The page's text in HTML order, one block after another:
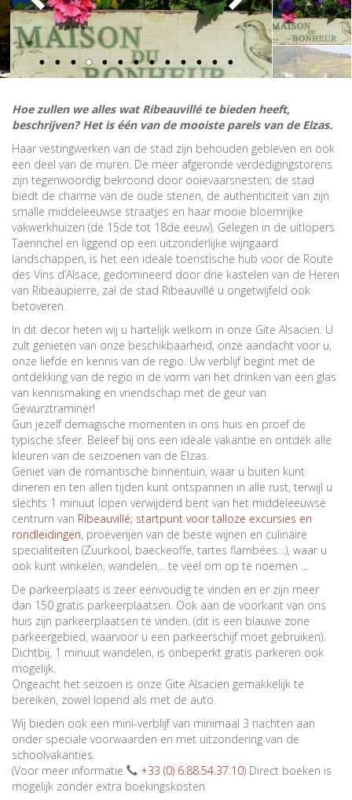
Hoe zullen we alles wat Ribeauvillé te bieden heeft,
beschrijven? Het is één van de mooiste parels van de Elzas.
Haar vestingwerken van de stad zijn behouden gebleven en ook
een deel van de muren. De meer afgeronde verdedigingstorens
zijn tegenwoordig bekroond door ooievaarsnesten; de stad
biedt de charme van de oude stenen, de authenticiteit van zijn
smalle middeleeuwse straatjes en haar mooie bloemrijke
vakwerkhuizen (de 15de tot 18de eeuw). Gelegen in de uitlopers
Taennchel en liggend op een uitzonderlijke wijngaard
landschappen, is het een ideale toeristische hub voor de Route
des Vins d’Alsace, gedomineerd door drie kastelen van de Heren
van Ribeaupierre, zal de stad Ribeauvillé u ongetwijfeld ook
betoveren.
In dit decor heten wij u hartelijk welkom in onze Gite Alsacien. U
zult genieten van onze beschikbaarheid, onze aandacht voor u,
onze liefde en kennis van de regio. Uw verblijf begint met de
ontdekking van de regio in de vorm van het drinken van een glas
van kennismaking en vriendschap met de geur van
Gewurztraminer!
Gun jezelf demagische momenten in ons huis en proef de
typische sfeer. Beleef bij ons een ideale vakantie en ontdek alle
kleuren van de seizoenen van de Elzas.
Geniet van de romantische binnentuin, waar u buiten kunt
dineren en ten allen tijden kunt ontspannen in alle rust, terwijl u
slechts 1 minuut lopen verwijderd bent van het middeleeuwse
centrum van Ribeauvillé; startpunt voor talloze excursies en
rondleidingen, proeverijen van de beste wijnen en culinaire
specialiteiten (Zuurkool, baeckeoffe, tartes flambées…), waar u
ook kunt winkelen, wandelen… te veel om op te noemen …
De parkeerplaats is zeer eenvoudig te vinden en er zijn meer
dan 150 gratis parkeerplaatsen. Ook aan de voorkant van ons
huis zijn parkeerplaatsen te vinden. (dit is een blauwe zone
parkeergebied, waarvoor u een parkeerschijf moet gebruiken).
Dichtbij, 1 minuut wandelen, is onbeperkt gratis parkeren ook
mogelijk.
Ongeacht het seizoen is onze Gite Alsacien gemakkelijk te
bereiken, zowel lopend als met de auto.
Wij bieden ook een mini-verblijf van minimaal 3 nachten aan
onder speciale voorwaarden en met uitzondering van de
schoolvakanties.
(Voor meer informatie
+33 (0) 6.88.54.37.10) Direct boeken is
mogelijk zonder extra boekingskosten.